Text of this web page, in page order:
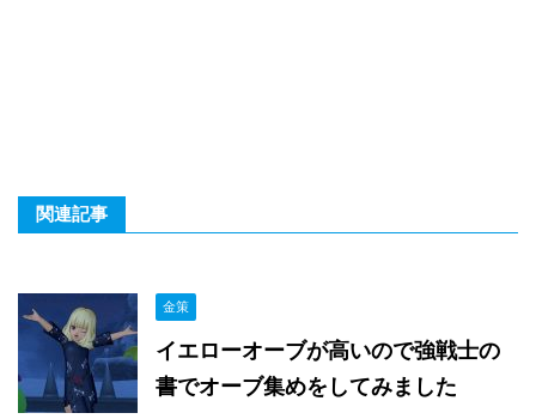
関連記事
金策
イエローオーブが高いので強戦士の
書でオーブ集めをしてみました